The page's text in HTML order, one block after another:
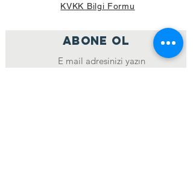
KVKK Bilgi Formu
ABONE OL